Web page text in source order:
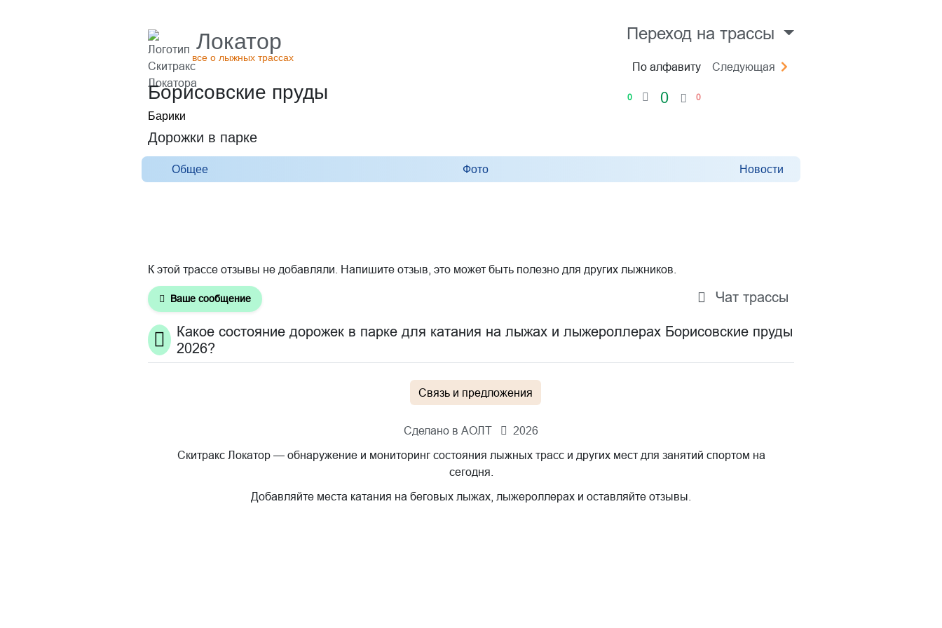
Локатор
все о лыжных трассах
Переход на трассы
По алфавиту Следующая
Борисовские пруды
Барики
Дорожки в парке
0 0 0
Общее Фото Новости
К этой трассе отзывы не добавляли. Напишите отзыв, это может быть полезно для других лыжников.
Ваше сообщение Чат трассы
Какое состояние дорожек в парке для катания на лыжах и лыжероллерах Борисовские пруды
2026?
Связь и предложения
Сделано в АОЛТ
2026
Скитракс Локатор — обнаружение и мониторинг состояния лыжных трасс и других мест для занятий спортом на
сегодня.
Добавляйте места катания на беговых лыжах, лыжероллерах и оставляйте отзывы.